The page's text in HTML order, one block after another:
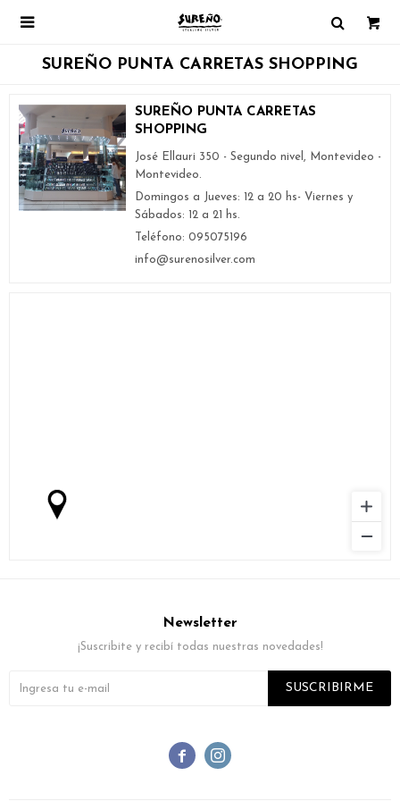

SUREÑO PUNTA CARRETAS SHOPPING
SUREÑO PUNTA CARRETAS
SHOPPING
José Ellauri 350 - Segundo nivel, Montevideo -
Montevideo.
Domingos a Jueves: 12 a 20 hs- Viernes y
Sábados: 12 a 21 hs.
Teléfono: 095075196
info@surenosilver.com
 
Newsletter
¡Suscribite y recibí todas nuestras novedades!
SUSCRIBIRME